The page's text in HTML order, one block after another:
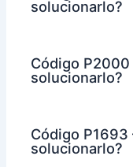
solucionarlo?
Código
solucionarlo?
Código P1693
solucionarlo?